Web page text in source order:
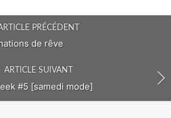
o
m
m
n
PRÉCÉDENT
de rêve
ARTICLE SUIVANT
#5 [samedi mode]